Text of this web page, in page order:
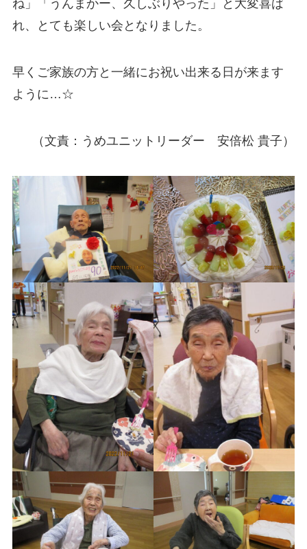
ね」「うんまかー、久しぶりやった」と大変喜ば
れ、とても楽しい会となりました。
早くご家族の方と一緒にお祝い出来る日が来ます
ように…☆
（文責：うめユニットリーダー 安倍松 貴子）